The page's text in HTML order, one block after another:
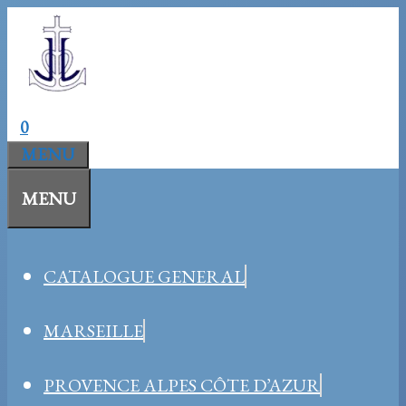
Aller
contenu
0
MENU
MENU
CATALOGUE GENERAL
MARSEILLE
PROVENCE ALPES CÔTE D’AZUR